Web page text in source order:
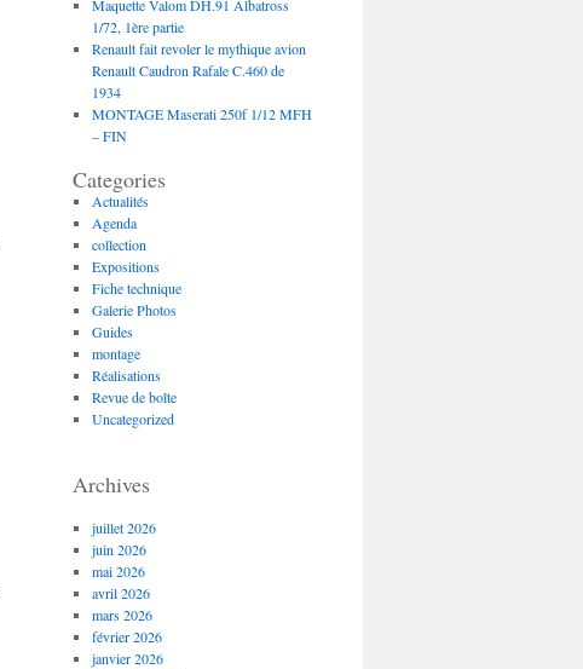
Maquette Valom DH.91 Albatross
1/72, 1ère partie
Renault fait revoler le mythique avion
Renault Caudron Rafale C.460 de
1934
MONTAGE Maserati 250f 1/12 MFH
– FIN
Categories
Actualités
Agenda
collection
Expositions
Fiche technique
Galerie Photos
Guides
montage
Réalisations
Revue de boîte
Uncategorized
Archives
juillet 2026
juin 2026
mai 2026
avril 2026
mars 2026
février 2026
janvier 2026